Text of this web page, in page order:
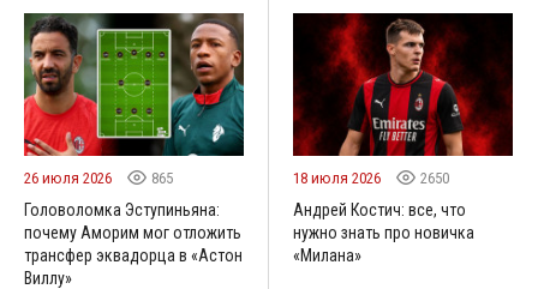
26 июля 2026 865
Головоломка Эступиньяна:
почему Аморим мог отложить
трансфер эквадорца в «Астон
Виллу»
18 июля 2026 2650
Андрей Костич: все, что
нужно знать про новичка
«Милана»